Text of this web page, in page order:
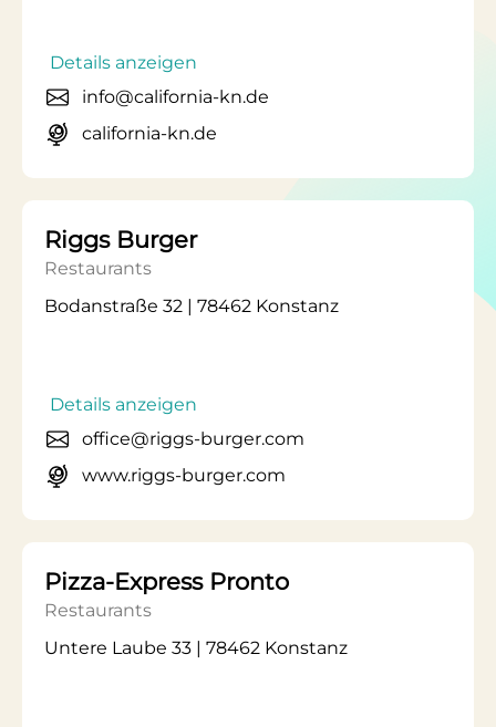
Details anzeigen
info@california-kn.de
california-kn.de
Riggs Burger
Restaurants
Bodanstraße 32 | 78462 Konstanz
Details anzeigen
office@riggs-burger.com
www.riggs-burger.com
Pizza-Express Pronto
Restaurants
Untere Laube 33 | 78462 Konstanz